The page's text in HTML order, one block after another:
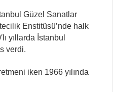
Güzel Sanatlar
Enstitüsü’nde halk
yıllarda İstanbul
verdi.
iken 1966 yılında